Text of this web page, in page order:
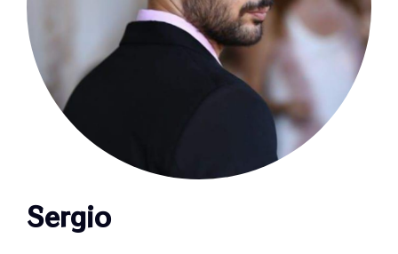
sesiones.
Estamos encantados de recibirte y de que
puedas vivir una experiencia que transformó
por completo nuestras vidas ayudándonos a
hacer realidad los sueños de nuestro
corazón como individuos y como una
humanidad que anhela vivir con el corazón
armónica entre todas y todos los que
Sergio